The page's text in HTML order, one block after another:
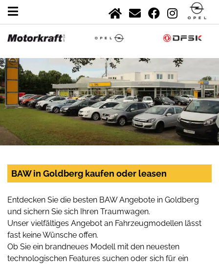
BAW in Goldberg kaufen oder leasen
Entdecken Sie die besten BAW Angebote in Goldberg
und sichern Sie sich Ihren Traumwagen.
Unser vielfältiges Angebot an Fahrzeugmodellen lässt
fast keine Wünsche offen.
Ob Sie ein brandneues Modell mit den neuesten
technologischen Features suchen oder sich für ein